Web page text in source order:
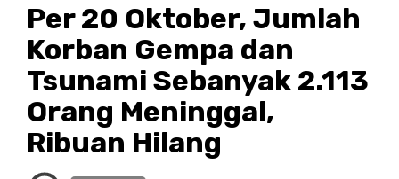
Per 20 Oktober, Jumlah
Korban Gempa dan
Tsunami Sebanyak 2.113
Orang Meninggal,
Ribuan Hilang